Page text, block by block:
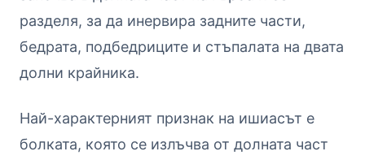
разделя, за да инервира задните части,
бедрата, подбедриците и стъпалата на двата
долни крайника.
Най-характерният признак на ишиасът е
болката, която се излъчва от долната част